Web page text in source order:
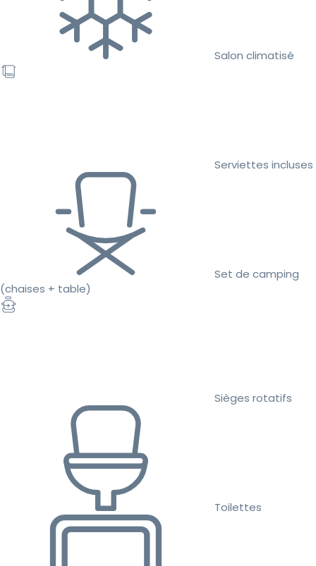
Salon climatisé
Serviettes incluses
Set de camping
(chaises + table)
Sièges rotatifs
Toilettes